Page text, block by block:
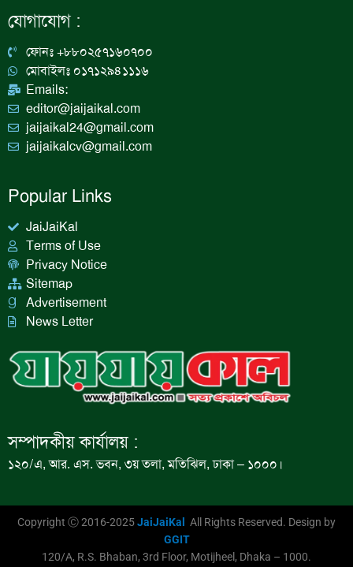
b
o
a
g
a
m
n
যোগাযোগ :
ফোনঃ +৮৮০২৫৭১৬০৭০০
মোবাইলঃ ০১৭১২৯৪১১১৬
Emails:
editor@jaijaikal.com
jaijaikal24@gmail.com
jaijaikalcv@gmail.com
Popular Links
JaiJaiKal
Terms of Use
Privacy Notice
Sitemap
Advertisement
News Letter
সম্পাদকীয় কার্যালয় :
১২০/এ, আর. এস. ভবন, ৩য় তলা, মতিঝিল, ঢাকা – ১০০০।
Copyright Ⓒ 2016-2025JaiJaiKal
All Rights Reserved. Design by
GGIT
120/A, R.S. Bhaban, 3rd Floor, Motijheel, Dhaka – 1000.